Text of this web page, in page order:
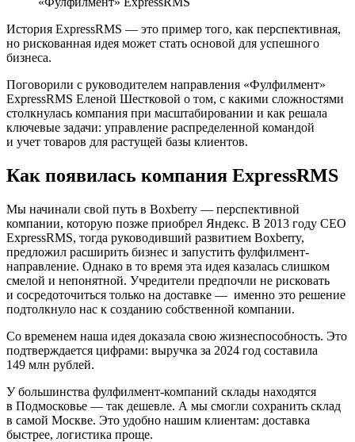
История ExpressRMS — это пример того, как перспективная,
но рискованная идея может стать основой для успешного
бизнеса.
Поговорили с руководителем направления «Фулфилмент»
ExpressRMS Еленой Шестковой о том, с какими сложностями
столкнулась компания при масштабировании и как решала
ключевые задачи: управление распределенной командой
и учет товаров для растущей базы клиентов.
Как появилась компания ExpressRMS
Мы начинали свой путь в Boxberry — перспективной
компании, которую позже приобрел Яндекс. В 2013 году CEO
ExpressRMS, тогда руководивший развитием Boxberry,
предложил расширить бизнес и запустить фулфилмент-
направление. Однако в то время эта идея казалась слишком
смелой и непонятной. Учредители предпочли не рисковать
и сосредоточиться только на доставке — именно это решение
подтолкнуло нас к созданию собственной компании.
Со временем наша идея доказала свою жизнеспособность. Это
подтверждается цифрами: выручка за 2024 год составила
149 млн рублей.
У большинства фулфилмент-компаний склады находятся
в Подмосковье — так дешевле. А мы смогли сохранить склад
в самой Москве. Это удобно нашим клиентам: доставка
быстрее, логистика проще.